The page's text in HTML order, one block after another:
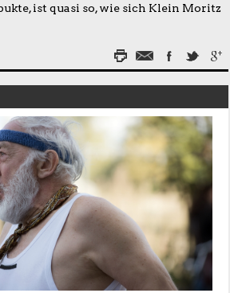
ist quasi so, wie sich Klein Moritz